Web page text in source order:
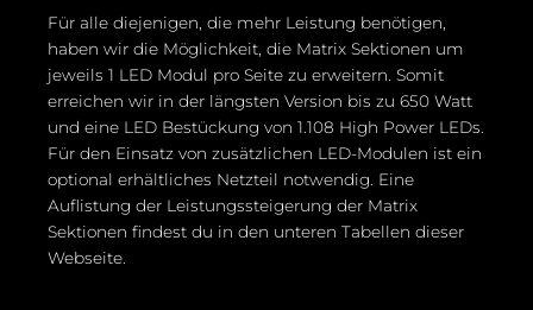
Für alle diejenigen, die mehr Leistung benötigen,
haben wir die Möglichkeit, die Matrix Sektionen um
jeweils 1 LED Modul pro Seite zu erweitern. Somit
erreichen wir in der längsten Version bis zu 650 Watt
und eine LED Bestückung von 1.108 High Power LEDs.
Für den Einsatz von zusätzlichen LED-Modulen ist ein
optional erhältliches Netzteil notwendig. Eine
Auflistung der Leistungssteigerung der Matrix
Sektionen findest du in den unteren Tabellen dieser
Webseite.